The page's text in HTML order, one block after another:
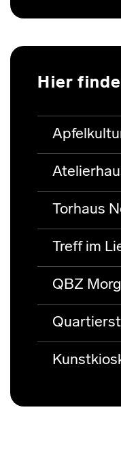
Hier
Torhaus
Treff im
QBZ